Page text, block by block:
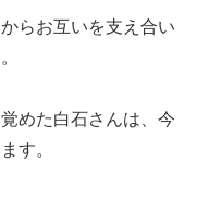
らお互いを支え合い
めた白石さんは、今
す。